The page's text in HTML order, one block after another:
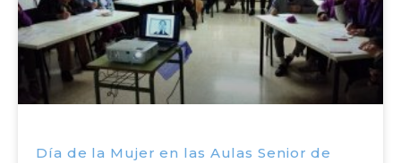
Día de la Mujer en las Aulas Senior de